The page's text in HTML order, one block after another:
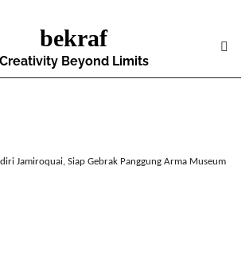
bekraf
Creativity Beyond Limits
Jamiroquai, Siap Gebrak Panggung Arma Museum